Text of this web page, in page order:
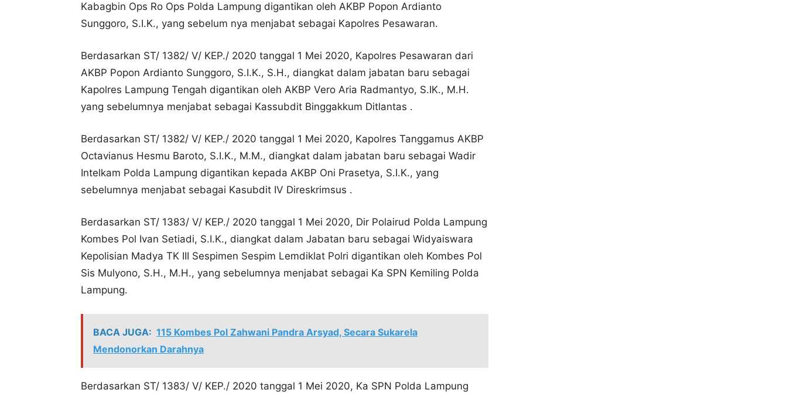
Kabagbin Ops Ro Ops Polda Lampung digantikan oleh AKBP Popon Ardianto
Sunggoro, S.I.K., yang sebelum nya menjabat sebagai Kapolres Pesawaran.
Berdasarkan ST/ 1382/ V/ KEP./ 2020 tanggal 1 Mei 2020, Kapolres Pesawaran dari
AKBP Popon Ardianto Sunggoro, S.I.K., S.H., diangkat dalam jabatan baru sebagai
Kapolres Lampung Tengah digantikan oleh AKBP Vero Aria Radmantyo, S.IK., M.H.
yang sebelumnya menjabat sebagai Kassubdit Binggakkum Ditlantas .
Berdasarkan ST/ 1382/ V/ KEP./ 2020 tanggal 1 Mei 2020, Kapolres Tanggamus AKBP
Octavianus Hesmu Baroto, S.I.K., M.M., diangkat dalam jabatan baru sebagai Wadir
Intelkam Polda Lampung digantikan kepada AKBP Oni Prasetya, S.I.K., yang
sebelumnya menjabat sebagai Kasubdit IV Direskrimsus .
Berdasarkan ST/ 1383/ V/ KEP./ 2020 tanggal 1 Mei 2020, Dir Polairud Polda Lampung
Kombes Pol Ivan Setiadi, S.I.K., diangkat dalam Jabatan baru sebagai Widyaiswara
Kepolisian Madya TK III Sespimen Sespim Lemdiklat Polri digantikan oleh Kombes Pol
Sis Mulyono, S.H., M.H., yang sebelumnya menjabat sebagai Ka SPN Kemiling Polda
Lampung.
BACA JUGA: 115 Kombes Pol Zahwani Pandra Arsyad, Secara Sukarela
Mendonorkan Darahnya
Berdasarkan ST/ 1383/ V/ KEP./ 2020 tanggal 1 Mei 2020, Ka SPN Polda Lampung